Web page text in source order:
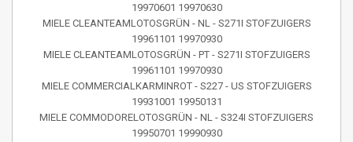
19970601 19970630
MIELE CLEANTEAMLOTOSGRÜN - NL - S271I STOFZUIGERS
19961101 19970930
MIELE CLEANTEAMLOTOSGRÜN - PT - S271I STOFZUIGERS
19961101 19970930
MIELE COMMERCIALKARMINROT - S227 - US STOFZUIGERS
19931001 19950131
MIELE COMMODORELOTOSGRÜN - NL - S324I STOFZUIGERS
19950701 19990930